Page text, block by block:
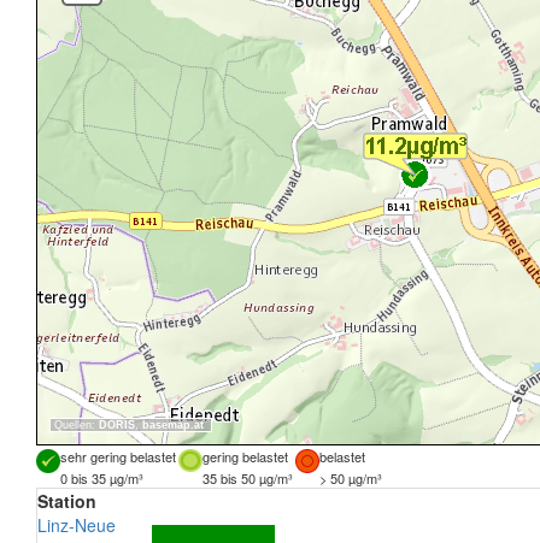
Quellen: DORIS, basemap.at
sehr gering belastet gering belastet
belastet
0 bis 35 µg/m³
35 bis 50 µg/m³ > 50 µg/m³
Station
Linz-Neue